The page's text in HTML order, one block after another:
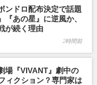
ンドロ配布決定で話題
『あの星』に逆風か、
が続く理由
2時間前
場『VIVANT』劇中の
ィクション？専門家は